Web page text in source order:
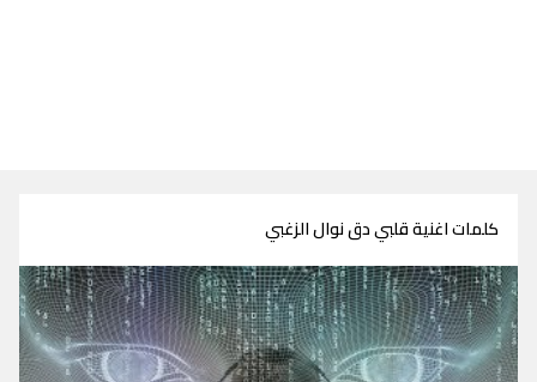
كلمات اغنية قلبي دق نوال الزغبي